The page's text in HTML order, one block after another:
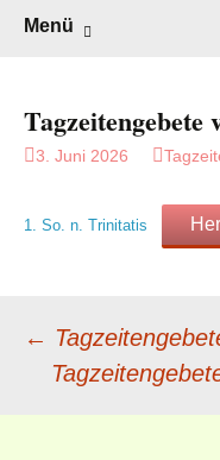
Willkommen!
Gottesdienst
Menü
Tagzeitengebete
3. Juni 2026
1. So. n. Trinitatis
←